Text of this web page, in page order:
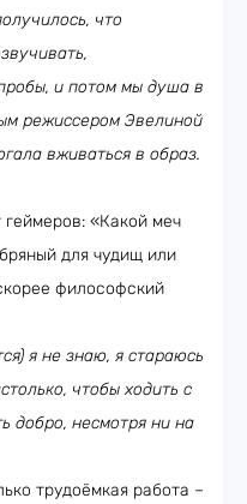
что
и потом мы душа в
режиссером Эвелиной
вживаться в образ.
геймеров: «Какой меч
для чудищ или
философский
я не знаю, я стараюсь
чтобы ходить с
добро, несмотря ни на
трудоёмкая работа –